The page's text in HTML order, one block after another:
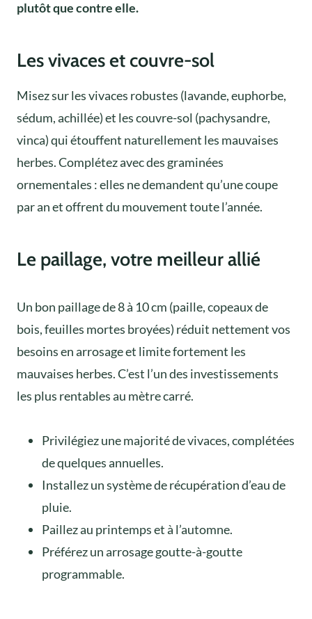
plutôt que contre elle.
Les vivaces et couvre-sol
Misez sur les vivaces robustes (lavande, euphorbe,
sédum, achillée) et les couvre-sol (pachysandre,
vinca) qui étouffent naturellement les mauvaises
herbes. Complétez avec des graminées
ornementales : elles ne demandent qu’une coupe
par an et offrent du mouvement toute l’année.
Le paillage, votre meilleur allié
Un bon paillage de 8 à 10 cm (paille, copeaux de
bois, feuilles mortes broyées) réduit nettement vos
besoins en arrosage et limite fortement les
mauvaises herbes. C’est l’un des investissements
les plus rentables au mètre carré.
Privilégiez une majorité de vivaces, complétées
de quelques annuelles.
Installez un système de récupération d’eau de
pluie.
Paillez au printemps et à l’automne.
Préférez un arrosage goutte-à-goutte
programmable.